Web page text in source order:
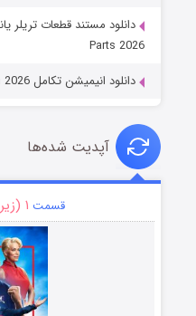
Parts 2026
دانلود انیمیشن تکامل Evolution 2026
آپدیت شده‌ها
قسمت ۱ (زیرنویس)